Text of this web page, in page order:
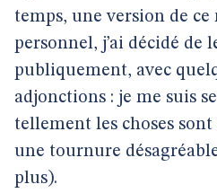
temps, une version de ce
personnel, j’ai décidé de
publiquement, avec
adjonctions : je me suis
tellement les choses
une tournure
plus).